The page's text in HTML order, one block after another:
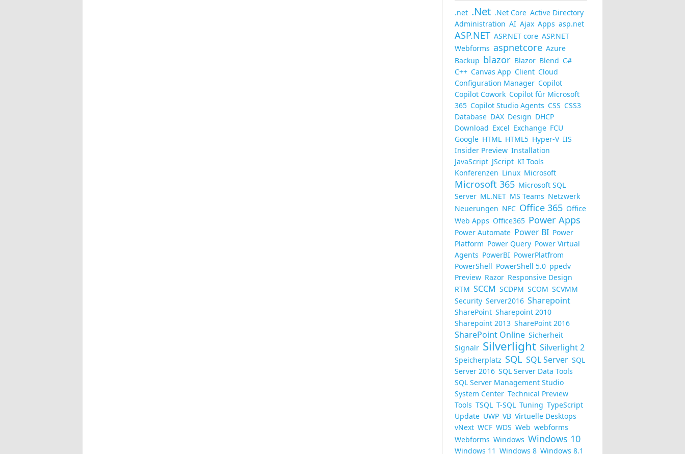
.net .Net .Net Core Active Directory
Administration AI Ajax Apps asp.net
ASP.NET ASP.NET core ASP.NET
Webforms aspnetcore Azure
Backup blazor Blazor Blend C#
C++ Canvas App Client Cloud
Configuration Manager Copilot
Copilot Cowork Copilot für Microsoft
365 Copilot Studio Agents CSS CSS3
Database DAX Design DHCP
Download Excel Exchange FCU
Google HTML HTML5 Hyper-V IIS
Insider Preview Installation
JavaScript JScript KI Tools
Konferenzen Linux Microsoft
Microsoft 365 Microsoft SQL
Server ML.NET MS Teams Netzwerk
Neuerungen NFC Office 365 Office
Web Apps Office365 Power Apps
Power Automate Power BI Power
Platform Power Query Power Virtual
Agents PowerBI PowerPlatfrom
PowerShell PowerShell 5.0 ppedv
Preview Razor Responsive Design
RTM SCCM SCDPM SCOM SCVMM
Security Server2016 Sharepoint
SharePoint Sharepoint 2010
Sharepoint 2013 SharePoint 2016
SharePoint Online Sicherheit
Signalr Silverlight Silverlight 2
Speicherplatz SQL SQL Server SQL
Server 2016 SQL Server Data Tools
SQL Server Management Studio
System Center Technical Preview
Tools TSQL T-SQL Tuning TypeScript
Update UWP VB Virtuelle Desktops
vNext WCF WDS Web webforms
Webforms Windows Windows 10
Windows 11 Windows 8 Windows 8.1